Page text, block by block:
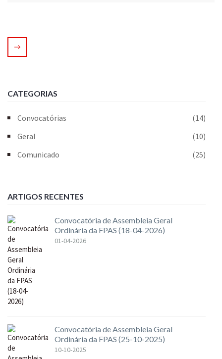
CATEGORIAS
Convocatórias
(14)
Geral
(10)
Comunicado
(25)
ARTIGOS RECENTES
Convocatória de Assembleia Geral
Ordinária da FPAS (18-04-2026)
01-04-2026
Convocatória de Assembleia Geral
Ordinária da FPAS (25-10-2025)
10-10-2025